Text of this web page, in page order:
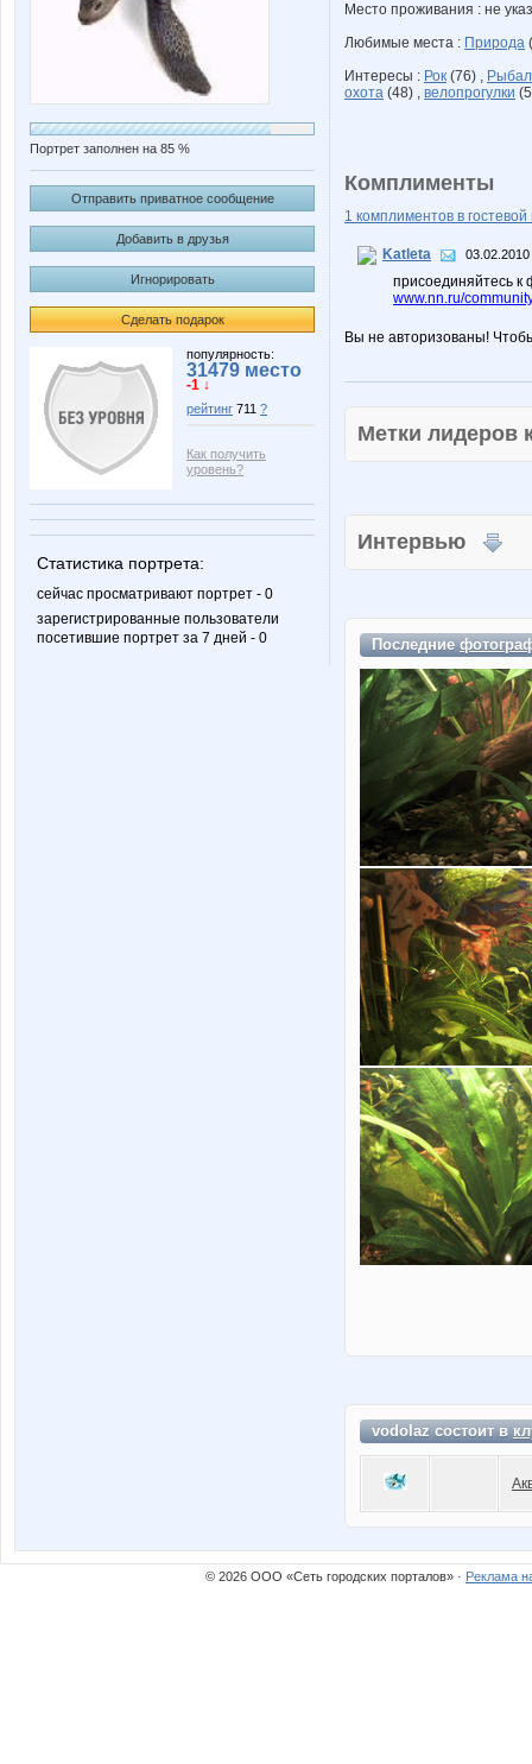
Портрет заполнен на 85 %
Отправить приватное сообщение
Добавить в друзья
Игнорировать
Сделать подарок
популярность:
31479 место
-1 ↓
рейтинг 711 ?
Как получить
уровень?
Статистика портрета:
сейчас просматривают портрет - 0
зарегистрированные пользователи
посетившие портрет за 7 дней - 0
Место проживания : не
Любимые места : Природа
Интересы : Рок (76) ,
охота (48) , велопрогулки
Комплименты
1 комплиментов в гостевой
Katleta
присоединяйтесь к
www.nn.ru/
Вы не авторизованы!
Метки
Интервью
Последние
vodolaz состоит в
© 2026 ООО «Сеть городских порталов» · Реклама